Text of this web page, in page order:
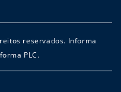
reservados. Informa
PLC.